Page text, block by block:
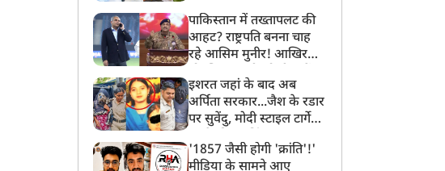
पाकिस्तान में तख्तापलट की
आहट? राष्ट्रपति बनना चाह
रहे आसिम मुनीर! आखिर
बनाया मोहरा?
इशरत जहां के बाद अब
अर्पिता सरकार...जैश के रडार
पर सुवेंदु, मोदी स्टाइल टार्गेट
बड़ा एक्शन!
'1857 जैसी होगी 'क्रांति'!'
मीडिया के सामने आए